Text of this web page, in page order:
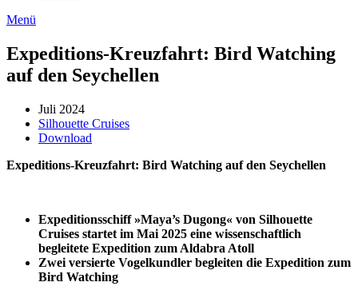
Menü
Expeditions-Kreuzfahrt: Bird Watching
auf den Seychellen
Juli 2024
Silhouette Cruises
Download
Expeditions-Kreuzfahrt: Bird Watching auf den Seychellen
Expeditionsschiff »Maya’s Dugong« von Silhouette
Cruises startet im Mai 2025 eine wissenschaftlich
begleitete Expedition zum Aldabra Atoll
Zwei versierte Vogelkundler begleiten die Expedition zum
Bird Watching